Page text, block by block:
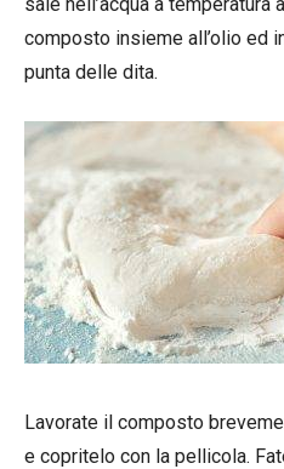
composto insieme all’olio ed
punta delle dita.
Lavorate il composto
e copritelo con la pellicola.